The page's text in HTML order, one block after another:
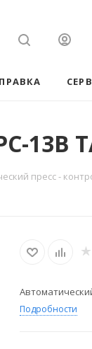
13B
пресс -
Подробности